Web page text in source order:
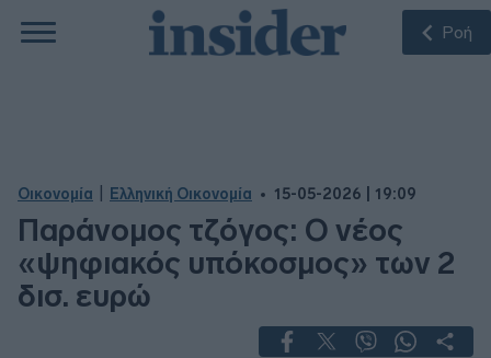
Ροή
Οικονομία Ελληνική Οικονομία 15-05-2026 | 19:09
Παράνομος τζόγος: Ο νέος
«ψηφιακός υπόκοσμος» των 2
δισ. ευρώ